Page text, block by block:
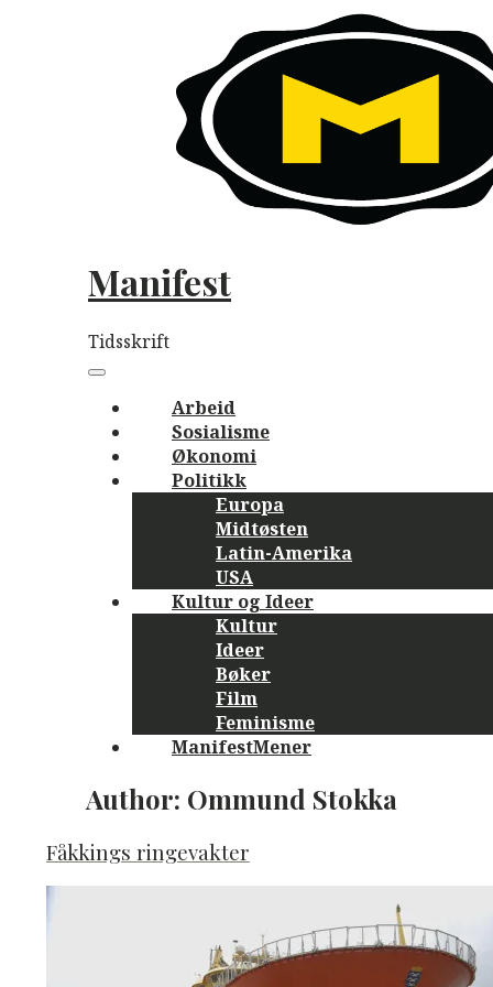
Manifest
Tidsskrift
navigation
Menu
Arbeid
Sosialisme
Økonomi
Politikk
Europa
Midtøsten
Latin-Amerika
USA
Kultur og Ideer
Kultur
Ideer
Bøker
Film
Feminisme
ManifestMener
Author: Ommund Stokka
Fåkkings ringevakter